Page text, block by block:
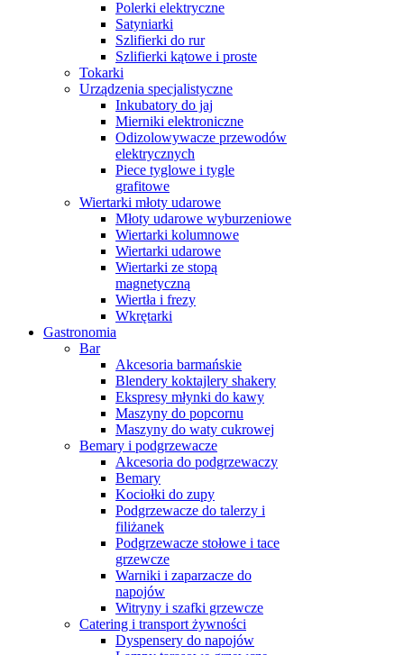
Polerki elektryczne
Satyniarki
Szlifierki do rur
Szlifierki kątowe i proste
Tokarki
Urządzenia specjalistyczne
Inkubatory do jaj
Mierniki elektroniczne
Odizolowywacze przewodów
elektrycznych
Piece tyglowe i tygle
grafitowe
Wiertarki młoty udarowe
Młoty udarowe wyburzeniowe
Wiertarki kolumnowe
Wiertarki udarowe
Wiertarki ze stopą
magnetyczną
Wiertła i frezy
Wkrętarki
Gastronomia
Bar
Akcesoria barmańskie
Blendery koktajlery shakery
Ekspresy młynki do kawy
Maszyny do popcornu
Maszyny do waty cukrowej
Bemary i podgrzewacze
Akcesoria do podgrzewaczy
Bemary
Kociołki do zupy
Podgrzewacze do talerzy i
filiżanek
Podgrzewacze stołowe i tace
grzewcze
Warniki i zaparzacze do
napojów
Witryny i szafki grzewcze
Catering i transport żywności
Dyspensery do napojów